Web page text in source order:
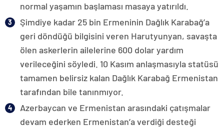
normal yaşamın başlaması masaya yatırıldı.
Şimdiye kadar 25 bin Ermeninin Dağlık Karabağ’a
geri döndüğü bilgisini veren Harutyunyan, savaşta
ölen askerlerin ailelerine 600 dolar yardım
verileceğini söyledi. 10 Kasım anlaşmasıyla statüsü
tamamen belirsiz kalan Dağlık Karabağ Ermenistan
tarafından bile tanınmıyor.
Azerbaycan ve Ermenistan arasındaki çatışmalar
devam ederken Ermenistan’a verdiği desteği